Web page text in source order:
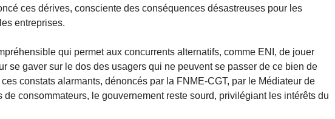
ces dérives, consciente des conséquences désastreuses pour les
entreprises.
qui permet aux concurrents alternatifs, comme ENI, de jouer
se gaver sur le dos des usagers qui ne peuvent se passer de ce bien de
constats alarmants, dénoncés par la FNME-CGT, par le Médiateur de
de consommateurs, le gouvernement reste sourd, privilégiant les intérêts du